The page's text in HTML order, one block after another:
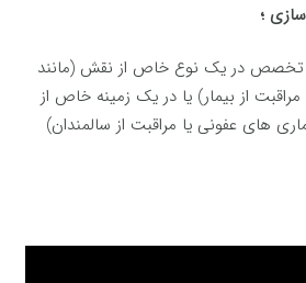
؛
در یک نوع خاص از نقش (مانند
از بیمار) یا در یک زمینه خاص از
های عفونی یا مراقبت از سالمندان)